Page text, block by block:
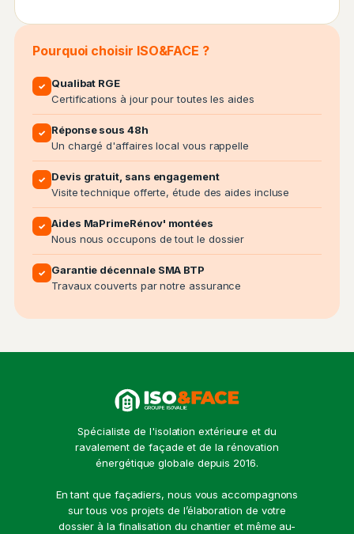
Pourquoi choisir ISO&FACE ?
✓
Qualibat RGE
Certifications à jour pour toutes les aides
✓
Réponse sous 48h
Un chargé d'affaires local vous rappelle
✓
Devis gratuit, sans engagement
Visite technique offerte, étude des aides incluse
✓ Aides MaPrimeRénov' montées
Nous nous occupons de tout le dossier
✓
Garantie décennale SMA BTP
Travaux couverts par notre assurance
Spécialiste de l'isolation extérieure et du
ravalement de façade et de la rénovation
énergétique globale depuis 2016.
En tant que façadiers, nous vous accompagnons
sur tous vos projets de l’élaboration de votre
dossier à la finalisation du chantier et même au-